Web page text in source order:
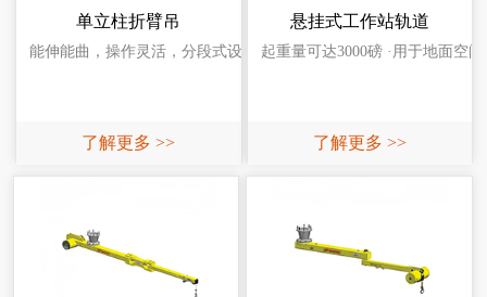
单立柱折臂吊
能伸能曲，操作灵活，分段式设计，安装运输方便，操作灵活，可
了解更多 >>
悬挂式工作站轨道
起重量可达3000磅 ·用于地面空
了解更多 >>